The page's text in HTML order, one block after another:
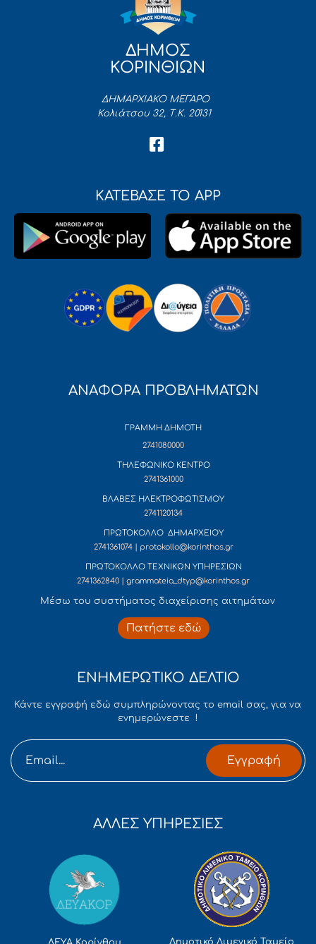
ΔΗΜΟΣ
ΚΟΡΙΝΘΙΩΝ
ΔΗΜΑΡΧΙΑΚΟ ΜΕΓΑΡΟ
Κολιάτσου 32, Τ.Κ. 20131
ΚΑΤΕΒΑΣΕ ΤΟ APP
ΑΝΑΦΟΡΑ ΠΡΟΒΛΗΜΑΤΩΝ
ΓΡΑΜΜΗ ΔΗΜΟΤΗ
2741080000
ΤΗΛΕΦΩΝΙΚΟ ΚΕΝΤΡΟ
2741361000
ΒΛΑΒΕΣ ΗΛΕΚΤΡΟΦΩΤΙΣΜΟΥ
2741120134
ΠΡΩΤΟΚΟΛΛΟ ΔΗΜΑΡΧΕΙΟΥ
2741361074 | protokollo@korinthos.gr
ΠΡΩΤΟΚΟΛΛΟ ΤΕΧΝΙΚΩΝ ΥΠΗΡΕΣΙΩΝ
2741362840 | grammateia_dtyp@korinthos.gr
Mέσω του συστήματος διαχείρισης αιτημάτων
Πατήστε εδώ
ΕΝΗΜΕΡΩΤΙΚΟ ΔΕΛΤΙΟ
Κάντε εγγραφή εδώ συμπληρώνοντας το email σας, για να
ενημερώνεστε !
Εγγραφή
ΑΛΛΕΣ ΥΠΗΡΕΣΙΕΣ